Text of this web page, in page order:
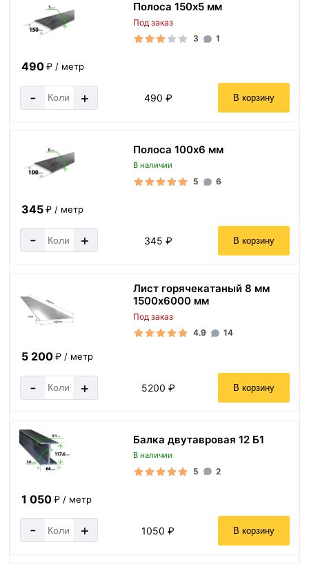
Полоса 150х5 мм
Под заказ
3
1
490₽ / метр
- + 490 ₽ В корзину
Полоса 100х6 мм
В наличии
5 6
345₽ / метр
- + 345 ₽ В корзину
Лист горячекатаный 8 мм
1500х6000 мм
Под заказ
4.9
14
5 200₽ / метр
- + 5200 ₽ В корзину
Балка двутавровая 12 Б1
В наличии
5 2
1 050₽ / метр
- + 1050 ₽ В корзину